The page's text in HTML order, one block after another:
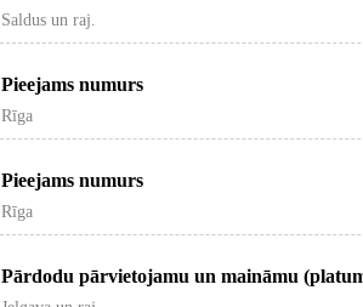
Saldus un raj.
Pieejams numurs
Rīga
Pieejams numurs
Rīga
Pārdodu pārvietojamu un maināmu